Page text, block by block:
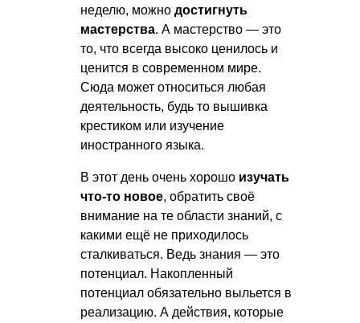
неделю, можно достигнуть
мастерства. А мастерство — это
то, что всегда высоко ценилось и
ценится в современном мире.
Сюда может относиться любая
деятельность, будь то вышивка
крестиком или изучение
иностранного языка.
В этот день очень хорошо изучать
что-то новое, обратить своё
внимание на те области знаний, с
какими ещё не приходилось
сталкиваться. Ведь знания — это
потенциал. Накопленный
потенциал обязательно выльется в
реализацию. А действия, которые